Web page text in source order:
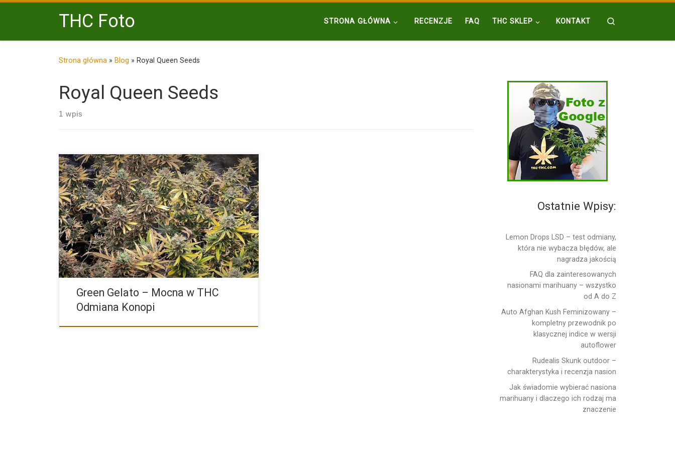
Przejdź do treściTHC Foto STRONA GŁÓWNA RECENZJE FAQ THC SKLEP KONTAKT
Strona główna » Blog » Royal Queen Seeds
Royal Queen Seeds
1 wpis
Green Gelato to hybryda stworzona przez Royal Queen
Seeds, która łączy w sobie dwa popularne szczepy: Thin Mint
Cookies i […]
Green Gelato – Mocna w THC
Odmiana Konopi
Ostatnie Wpisy:
Lemon Drops LSD – test odmiany,
która nie wybacza błędów, ale
nagradza jakością
FAQ dla zainteresowanych
nasionami marihuany – wszystko
od A do Z
Auto Afghan Kush Feminizowany –
kompletny przewodnik po
klasycznej indice w wersji
autoflower
Rudealis Skunk outdoor –
charakterystyka i recenzja nasion
Jak świadomie wybierać nasiona
marihuany i dlaczego ich rodzaj ma
znaczenie